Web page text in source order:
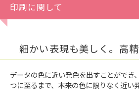
印刷に関して
細かい表現も美しく。高
データの色に近い発色を出すことができ
つに至るまで、本来の色に限りなく近い